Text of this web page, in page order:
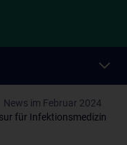
News im Februar 2024
für Infektionsmedizin